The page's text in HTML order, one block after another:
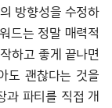
방향성을 수정하
드는 정말 매력적
하고 좋게 끝나면
도 괜찮다는 것을
과 파티를 직접 개